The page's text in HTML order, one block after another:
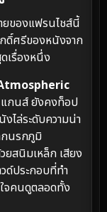
ยของแฟรนไชส์นี้
ศรีของหนังจาก
เรื่องหนึ่ง
กนส์ ยังคงท็อป
ไล่ระดับความน่า
กนรกภูมิ
สนิมเหล็ก เสียง
วด์ประกอบที่ทำ
จคนดูตลอดทั้ง